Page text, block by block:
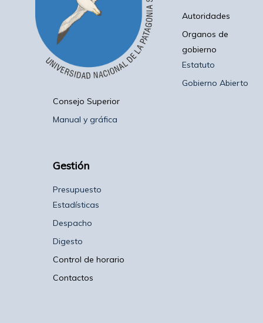
Autoridades
Organos de
gobierno
Estatuto
Gobierno Abierto
Consejo Superior
Manual y gráfica
Gestión
Presupuesto
Estadísticas
Despacho
Digesto
Control de horario
Contactos